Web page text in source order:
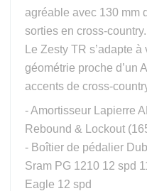
agréable avec 130 mm
sorties en cross-country.
Le Zesty TR s’adapte
géométrie proche d’un
accents de cross-
- Amortisseur Lapierre
Rebound & Lockout
- Boîtier de pédalier
Sram PG 1210 12 spd
Eagle 12 spd